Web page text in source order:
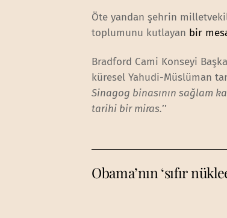
Öte yandan şehrin
toplumunu kutlayan bir
Bradford Cami Konseyi
küresel Yahudi-Müslüman
Sinagog binasının sağlam
tarihi bir miras.’’
Obama’nın ‘sıfır